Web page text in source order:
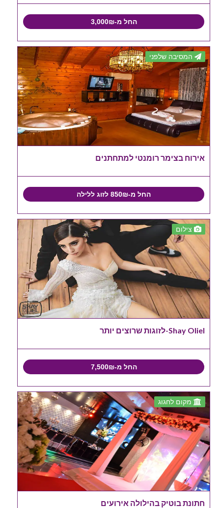
החל מ-3,000₪
המסיבה שלפני
אירוח בצימר רומנטי למתחתנים
החל מ-850₪ לזוג ללילה
צילום
Shay Oliel-לזוגות שרוצים יותר
החל מ-7,500₪
מקום לחגוג
חתונת בוטיק בהילולה אירועים